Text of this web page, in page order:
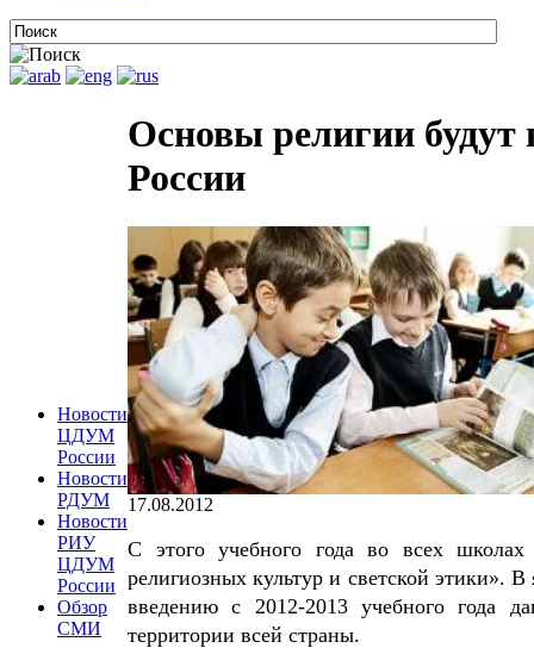
Новости
ЦДУМ
России
Новости
РДУМ
Новости
РИУ
ЦДУМ
России
Обзор
СМИ
Основы религии будут
России
17.08.2012
C этого учебного года во всех
религиозных культур и светской этики».
введению с 2012-2013 учебного года
территории всей страны.